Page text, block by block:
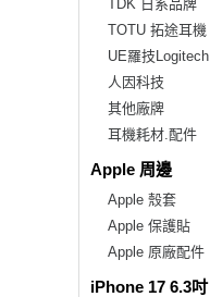
TDK 日系品牌
TOTU 拓途耳機
UE羅技Logitech
人因科技
其他廠牌
耳機耗材.配件
Apple 周邊
Apple 殼套
Apple 保護貼
Apple 原廠配件
iPhone 17 6.3吋